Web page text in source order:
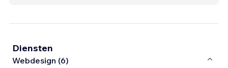
Diensten
Webdesign (6)